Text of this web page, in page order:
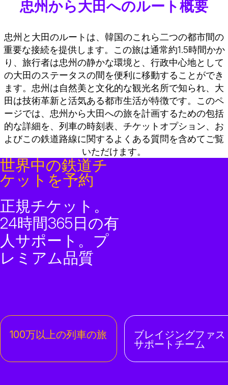
忠州から大田へのルート概要
忠州と大田のルートは、韓国のこれら二つの都市間の
重要な接続を提供します。この旅は通常約1.5時間かか
り、旅行者は忠州の静かな環境と、行政中心地として
の大田のステータスの間を便利に移動することができ
ます。忠州は自然美と文化的な観光名所で知られ、大
田は技術革新と活気ある都市生活が特徴です。このペ
ージでは、忠州から大田への旅を計画するための包括
的な詳細を、列車の時刻表、チケットオプション、お
よびこの鉄道路線に関するよくある質問を含めてご覧
いただけます。
世界中の鉄道チ
ケットを予約
正規チケット。
24時間365日の有
人サポート。プ
レミアム品質
100万以上の列車の旅 ブレイジングファス
サポートチーム